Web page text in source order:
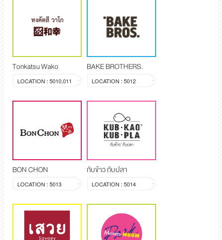
Tonkatsu Wako
LOCATION : 5010,011
BAKE BROTHERS.
LOCATION : 5012
BON CHON
LOCATION : 5013
กับข้าว กับปลา
LOCATION : 5014